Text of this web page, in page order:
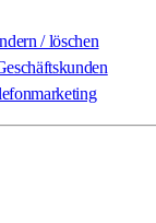
/ löschen